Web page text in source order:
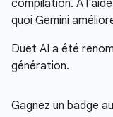
compilation. À
quoi Gemini
Duet AI a été
génération.
Gagnez un badge